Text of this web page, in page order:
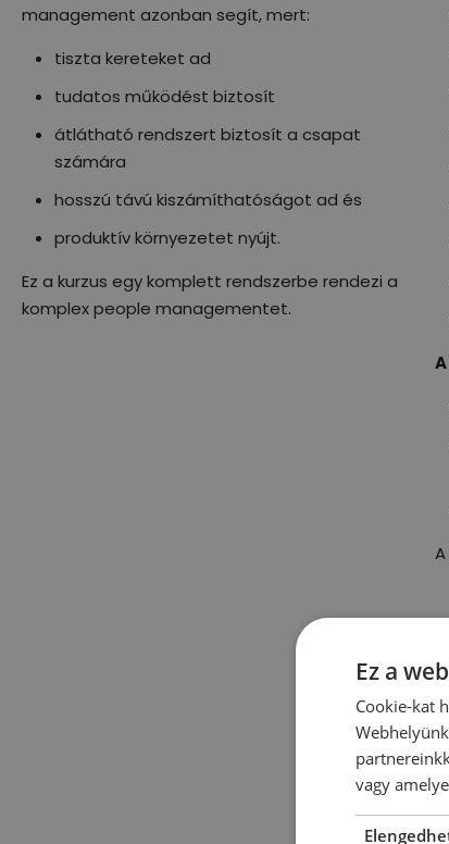
management azonban segít, mert:
tiszta kereteket ad
tudatos működést biztosít
átlátható rendszert biztosít a csapat
számára
hosszú távú kiszámíthatóságot ad és
produktív környezetet nyújt.
Ez a kurzus egy komplett rendszerbe rendezi a
komplex people managementet.
Ez a
Cookie-kat
vagy